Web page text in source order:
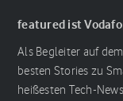
featured ist
Als Begleiter auf
besten Stories zu
heißesten Tech-